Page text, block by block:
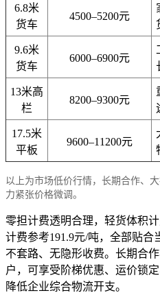
6.8米
货车
4500–5200元
9.6米
货车
6000–6900元
13米高
栏
8200–9300元
17.5米
平板
9600–11200元
以上为市场低价行情，长期合作、
力紧张价格微调。
零担计费透明合理，轻货体积
计费参考191.9元/吨，全部贴合
不套路、无隐形收费。长期合
户，可享受阶梯优惠、运价锁
降低企业综合物流开支。